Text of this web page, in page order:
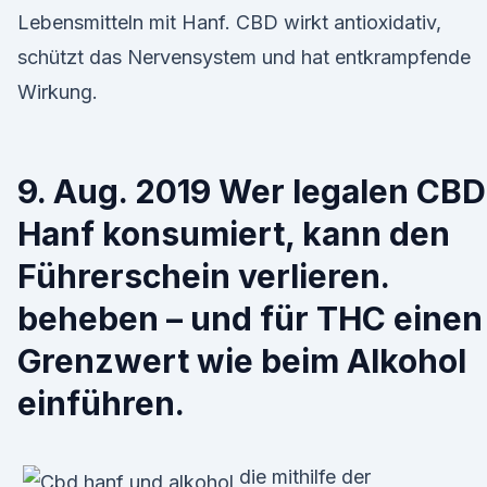
Lebensmitteln mit Hanf. CBD wirkt antioxidativ,
schützt das Nervensystem und hat entkrampfende
Wirkung.
9. Aug. 2019 Wer legalen
Hanf konsumiert, kann den
Führerschein verlieren.
beheben – und für THC einen
Grenzwert wie beim Alkohol
einführen.
die mithilfe der